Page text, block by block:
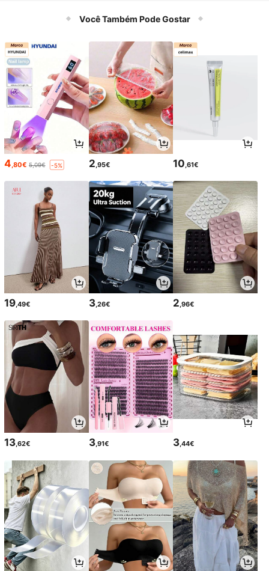
Você Também Pode Gostar
4,80€ 5,09€ -5% 2,95€ 10,61€
19,49€ 3,26€ 2,96€
13,62€ 3,91€ 3,44€